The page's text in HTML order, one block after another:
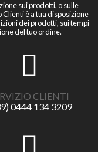
sui prodotti, o sulle
è a tua disposizione
dei prodotti, sui tempi
del tuo ordine.
CLIENTI
0444 134 3209